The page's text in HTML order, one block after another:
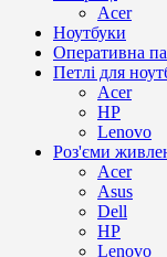
Acer
Ноутбуки
Оперативна
Петлі для
Acer
HP
Lenovo
Роз'єми
Acer
Asus
Dell
HP
Lenovo